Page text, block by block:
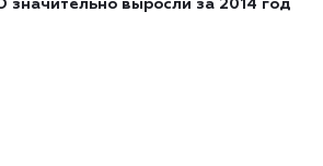
выросли за 2014 год